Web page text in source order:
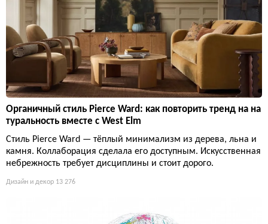
Органичный стиль Pierce Ward: как повторить тренд на на
туральность вместе с West Elm
Стиль Pierce Ward — тёплый минимализм из дерева, льна и
камня. Коллаборация сделала его доступным. Искусственная
небрежность требует дисциплины и стоит дорого.
Дизайн и декор 13 276